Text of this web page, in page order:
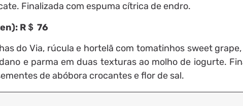
Finalizada com espuma cítrica de endro.
R＄ 76
do Via, rúcula e hortelã com tomatinhos sweet
e parma em duas texturas ao molho de iogurte.
de abóbora crocantes e flor de sal.